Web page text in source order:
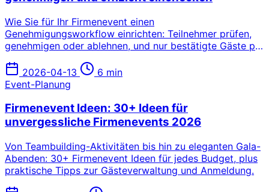
Wie Sie für Ihr Firmenevent einen
Genehmigungsworkflow einrichten: Teilnehmer prüfen,
genehmigen oder ablehnen, und nur bestätigte Gäste per
2026-04-13
6 min
Event-Planung
Firmenevent Ideen: 30+ Ideen für
unvergessliche Firmenevents 2026
Von Teambuilding-Aktivitäten bis hin zu eleganten Gala-
Abenden: 30+ Firmenevent Ideen für jedes Budget, plus
praktische Tipps zur Gästeverwaltung und Anmeldung.